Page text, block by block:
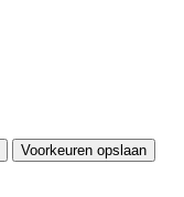
Voorkeuren opslaan